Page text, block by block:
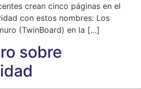
crean cinco páginas en el
con estos nombres: Los
(TwinBoard) en la […]
sobre